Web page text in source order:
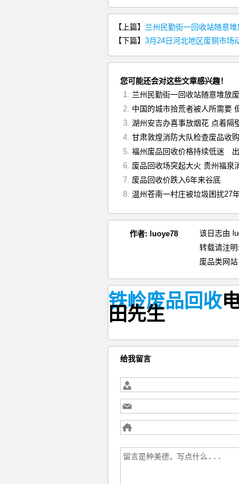
【上篇】 兰州民勤街一回收站随意
【下篇】 3月24日河北地区废铜市场
您可能还会对这些文章感兴趣！
兰州民勤街一回收站随意堆放
中国的城市拾荒者被人所需要
湖州安吉办喜事放烟花 点着隔
甘肃敦煌消防大队检查废品收
福州废品回收价格持续低迷
废品回收场突起大火 贵州福泉
废品回收价跌入6年来谷底
温州苍南一村庄被垃圾困扰27
作者: luoye78 该日志由
转载请注明:
废品类网
铁岭废品回收
田先生
给我留言